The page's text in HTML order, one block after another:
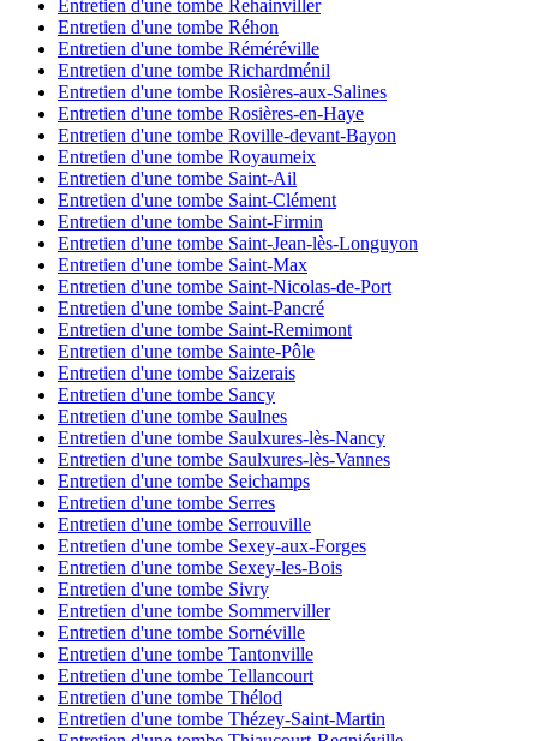
Entretien d'une tombe Rehainviller
Entretien d'une tombe Réhon
Entretien d'une tombe Réméréville
Entretien d'une tombe Richardménil
Entretien d'une tombe Rosières-aux-Salines
Entretien d'une tombe Rosières-en-Haye
Entretien d'une tombe Roville-devant-Bayon
Entretien d'une tombe Royaumeix
Entretien d'une tombe Saint-Ail
Entretien d'une tombe Saint-Clément
Entretien d'une tombe Saint-Firmin
Entretien d'une tombe Saint-Jean-lès-Longuyon
Entretien d'une tombe Saint-Max
Entretien d'une tombe Saint-Nicolas-de-Port
Entretien d'une tombe Saint-Pancré
Entretien d'une tombe Saint-Remimont
Entretien d'une tombe Sainte-Pôle
Entretien d'une tombe Saizerais
Entretien d'une tombe Sancy
Entretien d'une tombe Saulnes
Entretien d'une tombe Saulxures-lès-Nancy
Entretien d'une tombe Saulxures-lès-Vannes
Entretien d'une tombe Seichamps
Entretien d'une tombe Serres
Entretien d'une tombe Serrouville
Entretien d'une tombe Sexey-aux-Forges
Entretien d'une tombe Sexey-les-Bois
Entretien d'une tombe Sivry
Entretien d'une tombe Sommerviller
Entretien d'une tombe Sornéville
Entretien d'une tombe Tantonville
Entretien d'une tombe Tellancourt
Entretien d'une tombe Thélod
Entretien d'une tombe Thézey-Saint-Martin